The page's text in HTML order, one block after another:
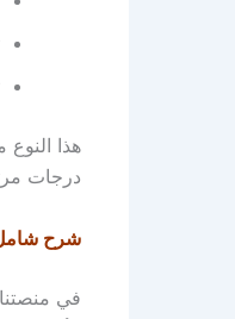
هذا
درجات
شرح شامل
في